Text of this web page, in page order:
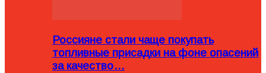
Россияне стали чаще покупать
топливные присадки на фоне опасений
за качество…